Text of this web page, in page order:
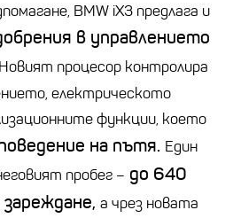
BMW iX3 предлага и
в управлението
процесор контролира
електрическото
функции, което
на пътя. Един
пробег – до 640
а чрез новата